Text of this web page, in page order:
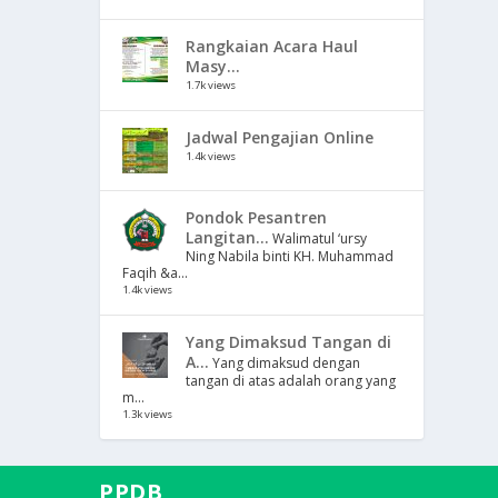
Rangkaian Acara Haul
Masy...
1.7k views
Jadwal Pengajian Online
1.4k views
Pondok Pesantren
Langitan... Walimatul ‘ursy
Ning Nabila binti KH. Muhammad
Faqih &a...
1.4k views
Yang Dimaksud Tangan di
A... Yang dimaksud dengan
tangan di atas adalah orang yang
m...
1.3k views
PPDB